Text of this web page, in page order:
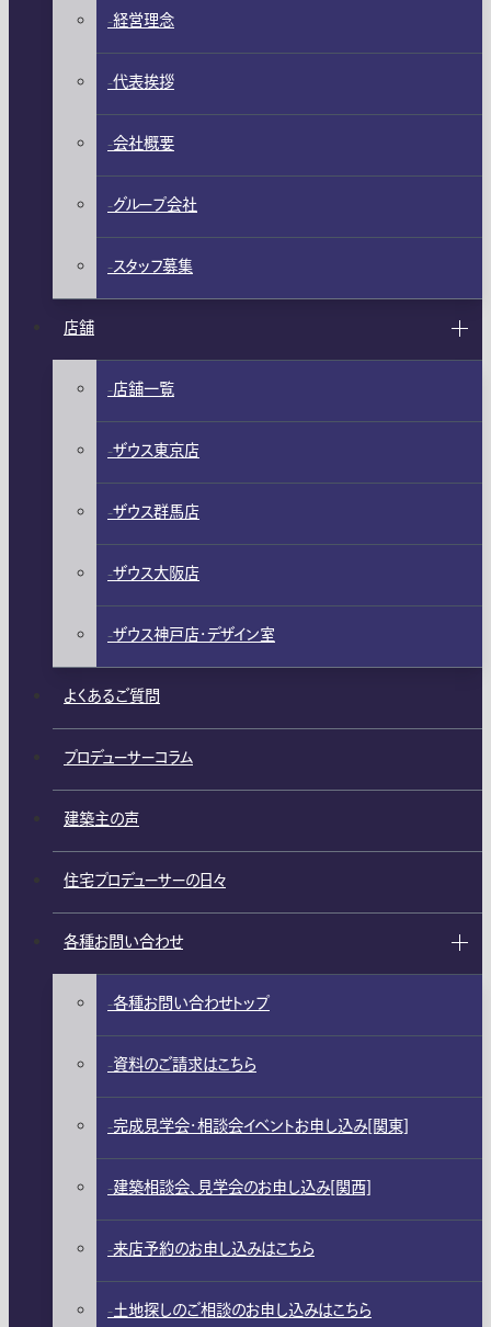
経営理念
代表挨拶
会社概要
グループ会社
スタッフ募集
店舗
店舗一覧
ザウス東京店
ザウス群馬店
ザウス大阪店
ザウス神戸店・デザイン室
よくあるご質問
プロデューサーコラム
建築主の声
住宅プロデューサーの日々
各種お問い合わせ
各種お問い合わせトップ
資料のご請求はこちら
完成見学会・相談会イベントお申し込み[関東]
建築相談会、見学会のお申し込み[関西]
来店予約のお申し込みはこちら
土地探しのご相談のお申し込みはこちら